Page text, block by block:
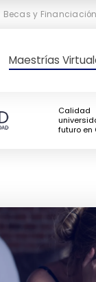
Becas y Financiación
Maestrías
Calidad
futuro en